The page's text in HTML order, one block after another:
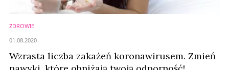
ZDROWIE
Wzrasta liczba zakażeń koronawirusem. Zmień
01.08.2020